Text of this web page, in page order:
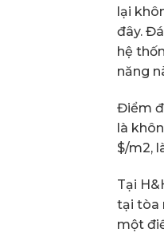
lại
đây.
hệ
năng
Điểm
là
$/m2,
Tại
tại tòa
một